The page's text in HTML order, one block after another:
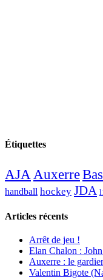
Étiquettes
AJA Auxerre
handball hockey JDA
Articles récents
Arrêt de jeu !
Elan Chalon :
Auxerre : le
Valentin Bigote